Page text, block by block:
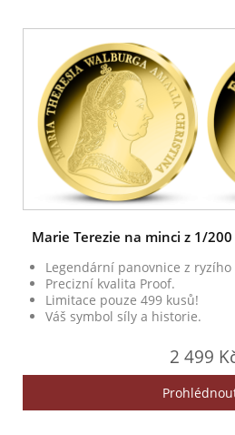
Marie Terezie na minci z 1/
Legendární panovnice z ryzího
Precizní kvalita Proof.
Limitace pouze 499 kusů!
Váš symbol síly a historie.
2 499